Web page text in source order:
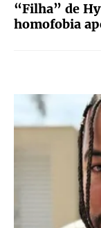
“Filha” de
homofobia